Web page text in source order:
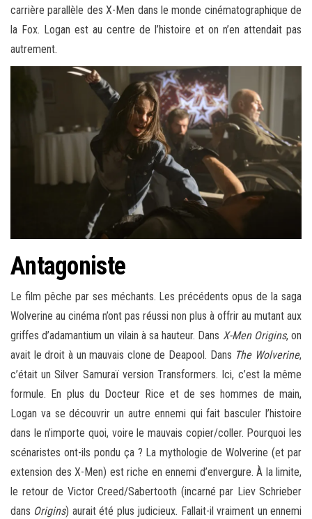
carrière parallèle des X-Men dans le monde cinématographique de
la Fox. Logan est au centre de l’histoire et on n’en attendait pas
autrement.
Antagoniste
Le film pêche par ses méchants. Les précédents opus de la saga
Wolverine au cinéma n’ont pas réussi non plus à offrir au mutant aux
griffes d’adamantium un vilain à sa hauteur. Dans X-Men Origins, on
avait le droit à un mauvais clone de Deapool. Dans The Wolverine,
c’était un Silver Samuraï version Transformers. Ici, c’est la même
formule. En plus du Docteur Rice et de ses hommes de main,
Logan va se découvrir un autre ennemi qui fait basculer l’histoire
dans le n’importe quoi, voire le mauvais copier/coller. Pourquoi les
scénaristes ont-ils pondu ça ? La mythologie de Wolverine (et par
extension des X-Men) est riche en ennemi d’envergure. À la limite,
le retour de Victor Creed/Sabertooth (incarné par Liev Schrieber
dans Origins) aurait été plus judicieux. Fallait-il vraiment un ennemi